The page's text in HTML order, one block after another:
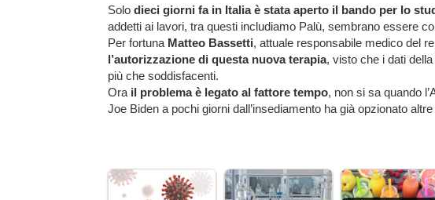
Solo dieci giorni fa in Italia è stata aperto il bando per lo
addetti ai lavori, tra questi includiamo Palù, sembrano essere
Per fortuna Matteo Bassetti, attuale responsabile medico del
l’autorizzazione di questa nuova terapia, visto che i dati
più che soddisfacenti.
Ora il problema è legato al fattore tempo, non si sa quando
Joe Biden a pochi giorni dall’insediamento ha già opzionato